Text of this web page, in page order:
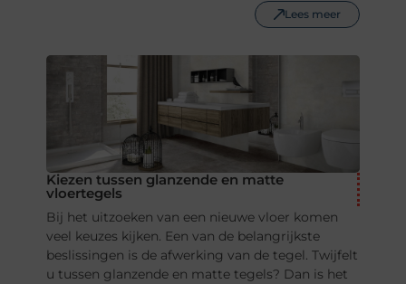
Lees meer
Kiezen tussen glanzende en matte
vloertegels
Bij het uitzoeken van een nieuwe vloer komen
veel keuzes kijken. Een van de belangrijkste
beslissingen is de afwerking van de tegel. Twijfelt
u tussen glanzende en matte tegels? Dan is het